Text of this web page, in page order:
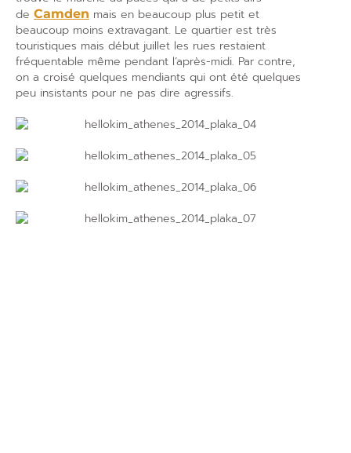
de Camden mais en beaucoup plus petit et
beaucoup moins extravagant. Le quartier est très
touristiques mais début juillet les rues restaient
fréquentable même pendant l’après-midi. Par contre,
on a croisé quelques mendiants qui ont été quelques
peu insistants pour ne pas dire agressifs.